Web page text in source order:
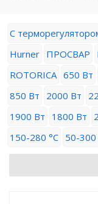
С
Hurner ПРОСВАР
ROTORICA 650 Вт
850 Вт
2000 Вт
1900 Вт
1800 Вт
150-280 °C 50-300